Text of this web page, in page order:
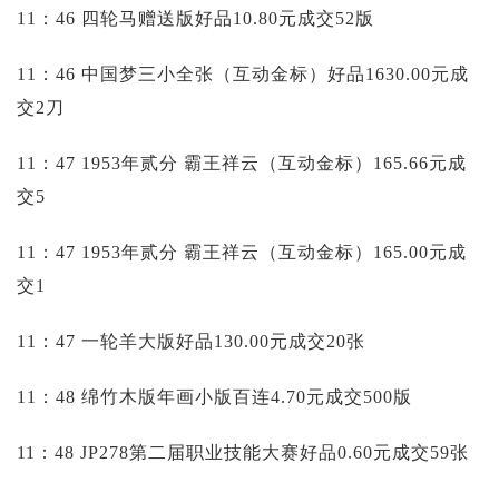
11：46 四轮马赠送版好品10.80元成交52版
11：46 中国梦三小全张（互动金标）好品1630.00元成
交2刀
11：47 1953年贰分 霸王祥云（互动金标）165.66元成
交5
11：47 1953年贰分 霸王祥云（互动金标）165.00元成
交1
11：47 一轮羊大版好品130.00元成交20张
11：48 绵竹木版年画小版百连4.70元成交500版
11：48 JP278第二届职业技能大赛好品0.60元成交59张